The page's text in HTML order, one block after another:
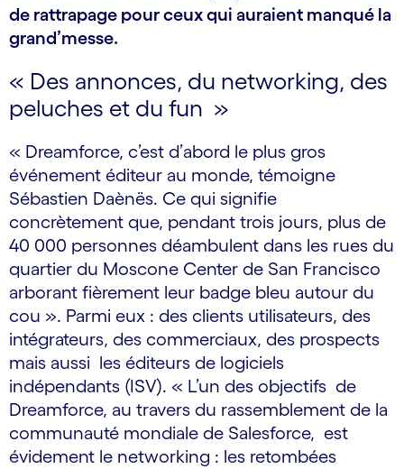
de rattrapage pour ceux qui auraient manqué la
grand’messe.
« Des annonces, du networking, des
peluches et du fun »
« Dreamforce, c’est d’abord le plus gros
événement éditeur au monde, témoigne
Sébastien Daènës. Ce qui signifie
concrètement que, pendant trois jours, plus de
40 000 personnes déambulent dans les rues du
quartier du Moscone Center de San Francisco
arborant fièrement leur badge bleu autour du
cou ». Parmi eux : des clients utilisateurs, des
intégrateurs, des commerciaux, des prospects
mais aussi les éditeurs de logiciels
indépendants (ISV). « L’un des objectifs de
Dreamforce, au travers du rassemblement de la
communauté mondiale de Salesforce, est
évidement le networking : les retombées